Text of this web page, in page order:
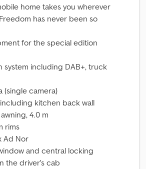
home takes you wherever
has never been so
for the special edition
system including DAB+, truck
(single camera)
kitchen back wall
4.0 m
rims
Ad Nor
and central locking
the driver's cab